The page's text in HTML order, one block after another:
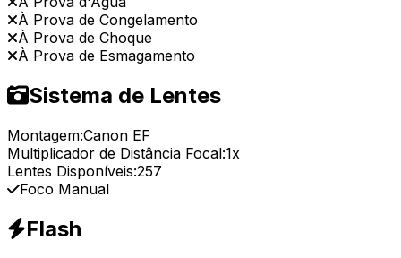
À Prova de Congelamento
À Prova de Choque
À Prova de Esmagamento
Sistema de Lentes
Montagem:Canon EF
Multiplicador de Distância Focal:1x
Lentes Disponíveis:257
Foco Manual
Flash